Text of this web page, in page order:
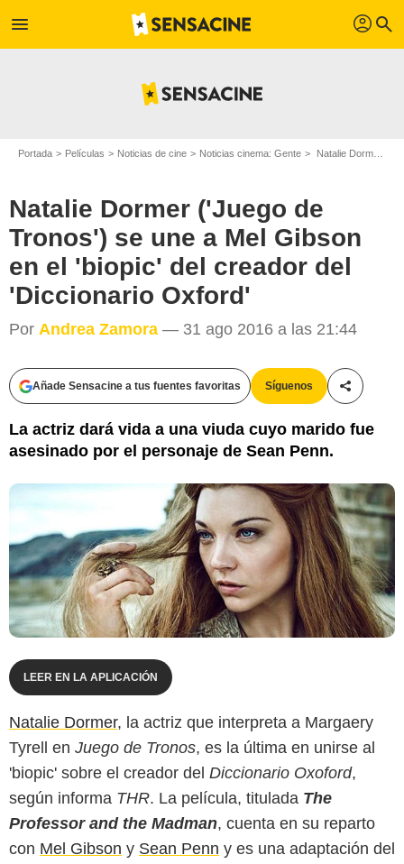
menu profil search
Portada Películas Noticias de cine Noticias cinema: Gente Natalie Dormer ('Juego de Tronos') se une a Mel Gibson en el 'biopic' del creador del 'Diccionario Oxford'
Natalie Dormer ('Juego de
Tronos') se une a Mel Gibson
en el 'biopic' del creador del
'Diccionario Oxford'
Por Andrea Zamora — 31 ago 2016 a las 21:44
Añade Sensacine a tus fuentes favoritas Síguenos
La actriz dará vida a una viuda cuyo marido fue
asesinado por el personaje de Sean Penn.
LEER EN LA APLICACIÓN
Natalie Dormer, la actriz que interpreta a Margaery
Tyrell en Juego de Tronos, es la última en unirse al
'biopic' sobre el creador del Diccionario Oxoford,
según informa THR. La película, titulada The
Professor and the Madman, cuenta en su reparto
con Mel Gibson y Sean Penn y es una adaptación del